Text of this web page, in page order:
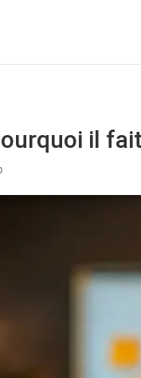
prédictif de votre
il